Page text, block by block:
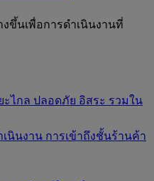
ขึ้นเพื่อการดำเนินงานที่
ไกล ปลอดภัย อิสระ รวมใน
เนินงาน การเข้าถึงชั้นร้านค้า